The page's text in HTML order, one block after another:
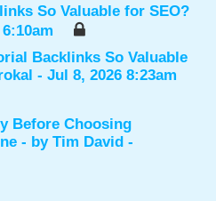
So Valuable for SEO?
Backlinks So Valuable
- Jul 8, 2026 8:23am
Before Choosing
- by Tim David -